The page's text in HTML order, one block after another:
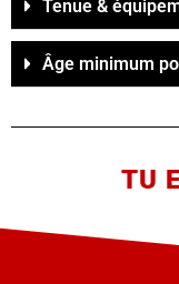
Tenue &
Âge minimum
TU